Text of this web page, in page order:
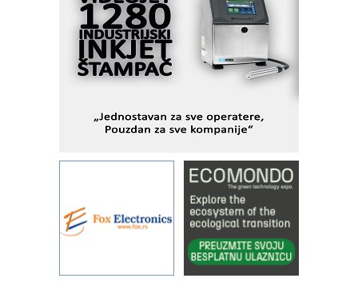
objekte
Alba d.o.o. – 35 godina preciznosti u
metrologiji i pametnim dozirnim
rešenjima
STAUFF – Komponente koje
sistema
YAMADA pumpe – japanska
pouzdanost u transferu fluida
Filtration Group Industrial – Napredna
rešenja za filtraciju u hidrauličkim i
procesnim sistemima
RILINEX kompanije Rittal